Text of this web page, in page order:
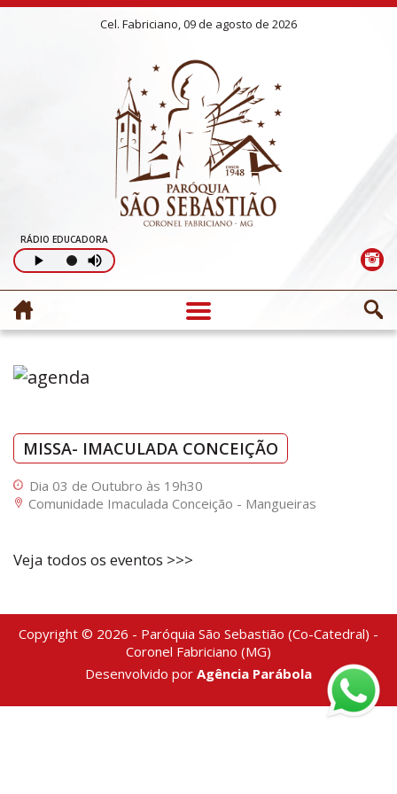
Cel. Fabriciano, 09 de agosto de 2026
RÁDIO EDUCADORA
MISSA- IMACULADA CONCEIÇÃO
Dia 03 de Outubro às 19h30
Comunidade Imaculada Conceição - Mangueiras
Veja todos os eventos >>>
Copyright © 2026 - Paróquia São Sebastião (Co-Catedral) -
Coronel Fabriciano (MG)
Desenvolvido por Agência Parábola